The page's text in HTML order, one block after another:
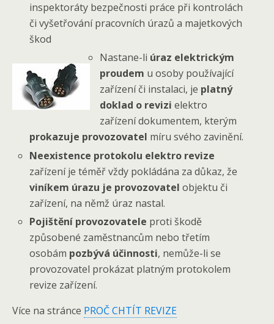
inspektoráty bezpečnosti práce při kontrolách
či vyšetřování pracovních úrazů a majetkových
škod
Nastane-li úraz elektrickým
proudem u osoby používající
zařízení či instalaci, je platný
doklad o revizi elektro
zařízení dokumentem, kterým
prokazuje provozovatel míru svého zavinění.
Neexistence protokolu elektro revize
zařízení je téměř vždy pokládána za důkaz, že
viníkem úrazu je provozovatel objektu či
zařízení, na němž úraz nastal.
Pojištění provozovatele proti škodě
způsobené zaměstnancům nebo třetím
osobám pozbývá účinnosti, nemůže-li se
provozovatel prokázat platným protokolem
revize zařízení.
Více na stránce PROČ CHTÍT REVIZE